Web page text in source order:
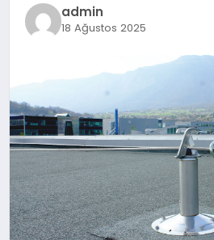
KÜLTÜR & SANAT
SPOR
TEKNOLOJI
admin
18 Ağustos 2025